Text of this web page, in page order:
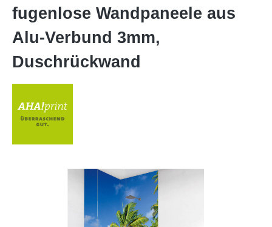
fugenlose Wandpaneele aus
Alu-Verbund 3mm,
Duschrückwand